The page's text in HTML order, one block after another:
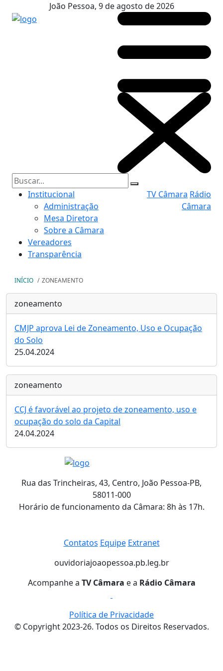
João Pessoa, 9 de agosto de 2026
Institucional
Administração
Mesa Diretora
Sobre a Câmara
Vereadores
Transparência
TV Câmara Rádio
Câmara
INÍCIO / ZONEAMENTO
zoneamento
CMJP aprova Lei de Zoneamento, Uso e Ocupação
do Solo
25.04.2024
zoneamento
CCJ é favorável ao projeto de zoneamento, uso e
ocupação do solo da Capital
24.04.2024
Rua das Trincheiras, 43, Centro, João Pessoa-PB,
58011-000
Horário de funcionamento da Câmara: 8h às 17h.
Contatos Equipe Extranet
ouvidoriajoaopessoa.pb.leg.br
Acompanhe a TV Câmara e a Rádio Câmara
© Copyright 2023-26. Todos os Direitos Reservados.
Política de Privacidade